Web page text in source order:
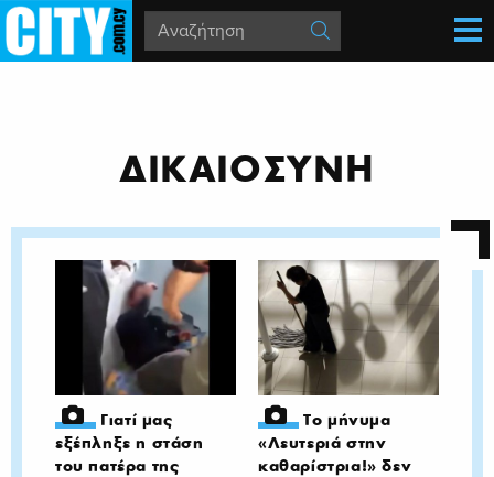
ΔΙΚΑΙΟΣΥΝΗ
Γιατί μας
εξέπληξε η στάση
του πατέρα της
Το μήνυμα
«Λευτεριά στην
καθαρίστρια!» δεν